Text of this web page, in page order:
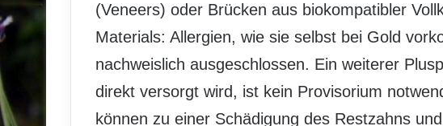
(Veneers) oder Brücken aus biokompatibler
Materials: Allergien, wie sie selbst bei Gold
nachweislich ausgeschlossen. Ein weiterer
direkt versorgt wird, ist kein Provisorium
können zu einer Schädigung des Restzahns